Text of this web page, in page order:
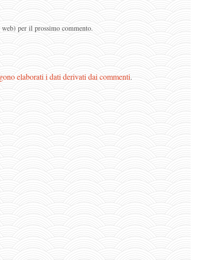
per il prossimo commento.
elaborati i dati derivati dai commenti.